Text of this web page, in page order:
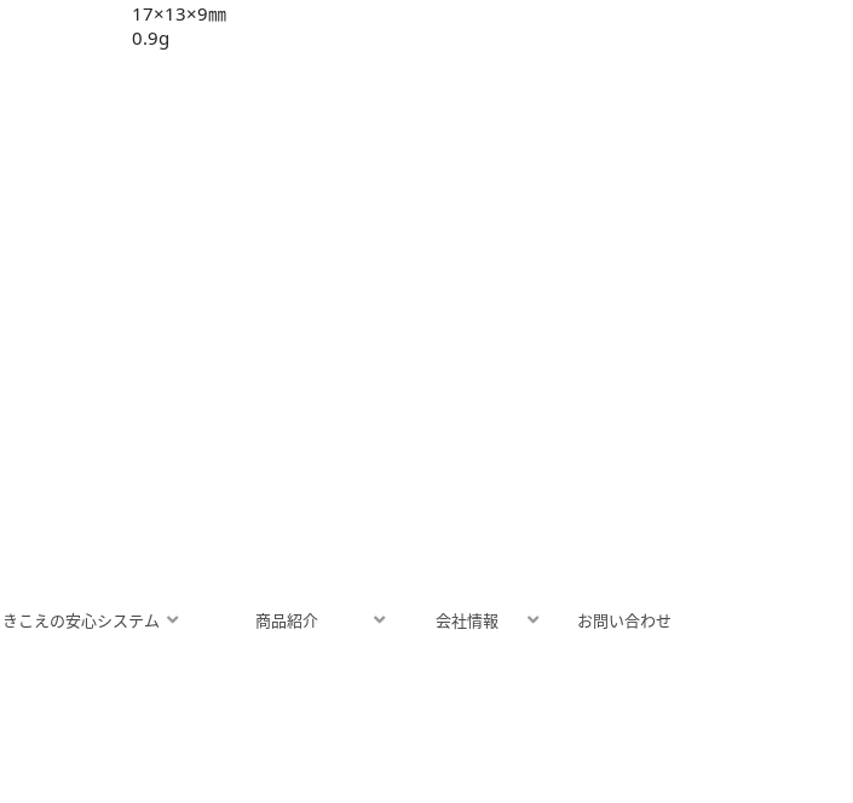
17×13×9㎜
0.9g
きこえの安心システム 商品紹介 会社情報 お問い合わせ